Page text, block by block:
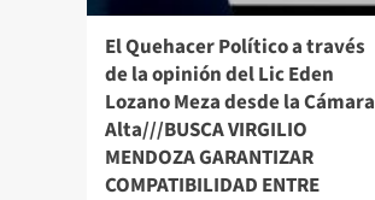
El Quehacer Político a través
de la opinión del Lic Eden
Lozano Meza desde la Cámara
Alta///BUSCA VIRGILIO
MENDOZA GARANTIZAR
COMPATIBILIDAD ENTRE